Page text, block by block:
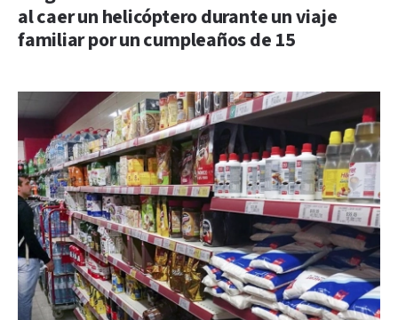
al caer un helicóptero durante un viaje
familiar por un cumpleaños de 15